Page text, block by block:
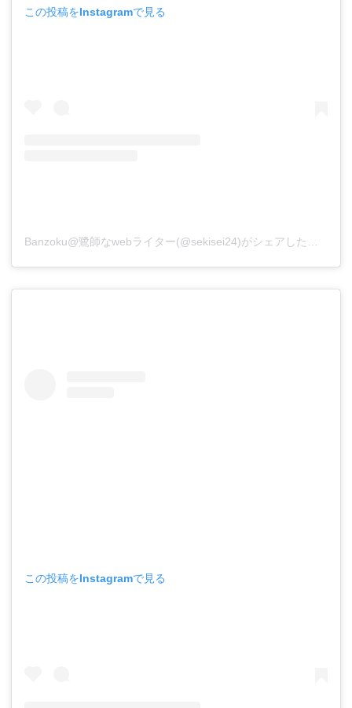
この投稿をInstagramで見る
この投稿をInstagramで見る